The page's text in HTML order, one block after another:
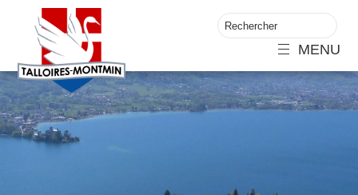
MENU